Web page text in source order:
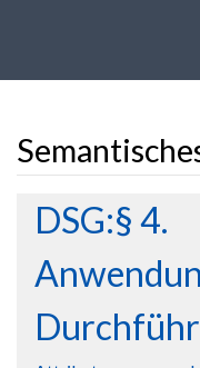
Wechseln zu: Navigation
DSG:§ 4.